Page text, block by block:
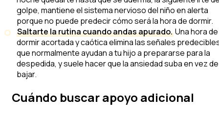
golpe, mantiene el sistema nervioso del niño en alerta
porque no puede predecir cómo será la hora de dormir.
Saltarte la rutina cuando andas apurado.Una hora de
dormir acortada y caótica elimina las señales
que normalmente ayudan a tu hijo a prepararse para la
despedida, y suele hacer que la ansiedad suba en vez de
bajar.
Cuándo buscar apoyo adicional